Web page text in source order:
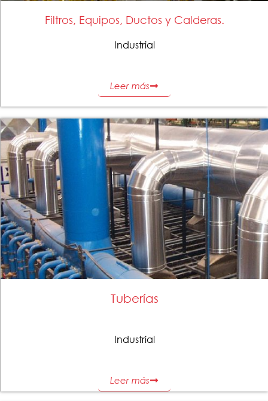
Filtros, Equipos, Ductos y Calderas.
Industrial
Leer más
Tuberías
Industrial
Leer más